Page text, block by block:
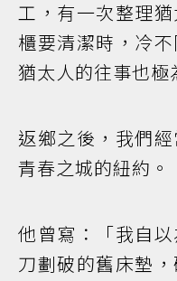
工，有一次整理
櫃要清潔時，冷
猶太人的往事也極
返鄉之後，我們
青春之城的紐約。
他曾寫：「我自
刀劃破的舊床墊